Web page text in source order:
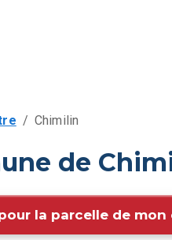
/ Chimilin
de
la parcelle de mon